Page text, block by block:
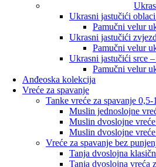
Ukrasni jastučići
Pamučni velur
Ukrasni jastučići
Pamučni velur
Ukrasni jastučići srce
Pamučni velur
Anđeoska kolekcija
Vreće za spavanje
Tanke vreće za spavanje
Muslin jednoslojne
Muslin dvoslojne
Muslin dvoslojne
Vreće za spavanje bez
Tanja dvoslojna
Tanja dvoslojna vreća